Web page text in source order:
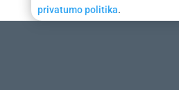
privatumo politika.